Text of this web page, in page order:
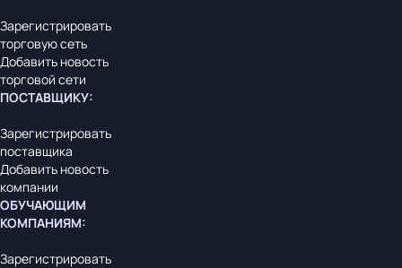
Зарегистрировать
торговую сеть
Добавить новость
торговой сети
ПОСТАВЩИКУ:
Зарегистрировать
поставщика
Добавить новость
компании
ОБУЧАЮЩИМ
КОМПАНИЯМ:
Зарегистрировать